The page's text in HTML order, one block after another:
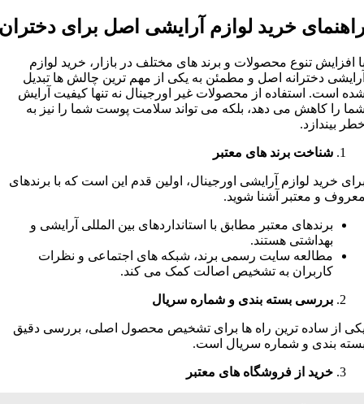
خرید لوازم آرایشی اصل برای
افزایش تنوع محصولات و برند های مختلف در بازار، خرید لوازم
دخترانه اصل و مطمئن به یکی از مهم ترین چالش ها تبدیل
است. استفاده از محصولات غیر اورجینال نه تنها کیفیت آرایش
را کاهش می دهد، بلکه می تواند سلامت پوست شما را نیز به
بیندازد.
شناخت برند های معتبر
خرید لوازم آرایشی اورجینال، اولین قدم این است که با برندهای
و معتبر آشنا شوید.
برندهای معتبر مطابق با استانداردهای بین المللی آرایشی و
بهداشتی هستند.
مطالعه سایت رسمی برند، شبکه های اجتماعی و نظرات
کاربران به تشخیص اصالت کمک می کند.
بررسی بسته بندی و شماره سریال
از ساده ترین راه ها برای تشخیص محصول اصلی، بررسی دقیق
بندی و شماره سریال است.
خرید از فروشگاه های معتبر